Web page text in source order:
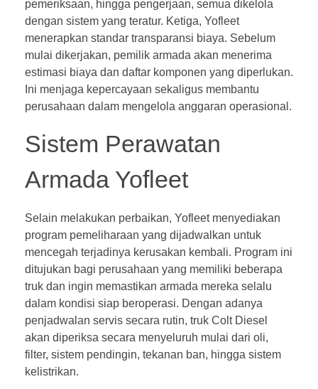
pemeriksaan, hingga pengerjaan, semua dikelola
dengan sistem yang teratur. Ketiga, Yofleet
menerapkan standar transparansi biaya. Sebelum
mulai dikerjakan, pemilik armada akan menerima
estimasi biaya dan daftar komponen yang diperlukan.
Ini menjaga kepercayaan sekaligus membantu
perusahaan dalam mengelola anggaran operasional.
Sistem Perawatan
Armada Yofleet
Selain melakukan perbaikan, Yofleet menyediakan
program pemeliharaan yang dijadwalkan untuk
mencegah terjadinya kerusakan kembali. Program ini
ditujukan bagi perusahaan yang memiliki beberapa
truk dan ingin memastikan armada mereka selalu
dalam kondisi siap beroperasi. Dengan adanya
penjadwalan servis secara rutin, truk Colt Diesel
akan diperiksa secara menyeluruh mulai dari oli,
filter, sistem pendingin, tekanan ban, hingga sistem
kelistrikan.